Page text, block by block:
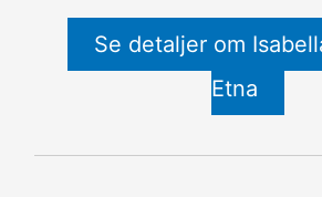
Se detaljer om
Etna